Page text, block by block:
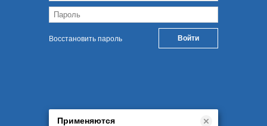
Восстановить пароль
Применяются